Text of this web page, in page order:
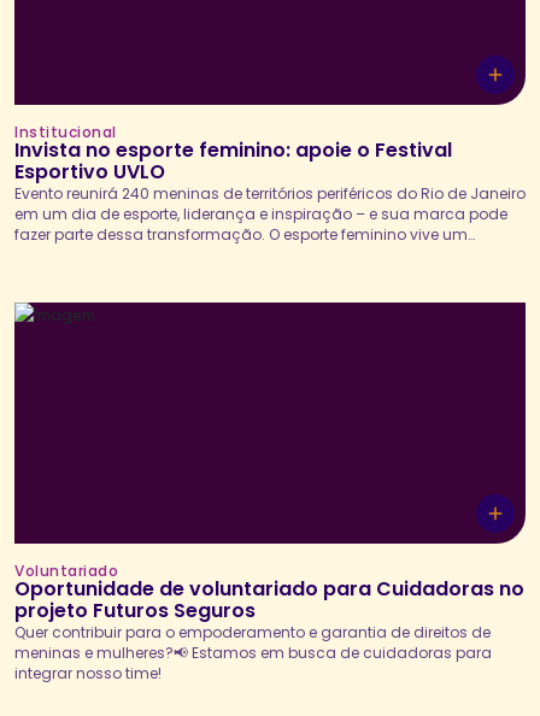
Institucional
Invista no esporte feminino: apoie o Festival
Esportivo UVLO
Evento reunirá 240 meninas de territórios periféricos do Rio de Janeiro
em um dia de esporte, liderança e inspiração – e sua marca pode
fazer parte dessa transformação. O esporte feminino vive um
Voluntariado
Oportunidade de voluntariado para Cuidadoras no
projeto Futuros Seguros
Quer contribuir para o empoderamento e garantia de direitos de
meninas e mulheres?📢 Estamos em busca de cuidadoras para
integrar nosso time!